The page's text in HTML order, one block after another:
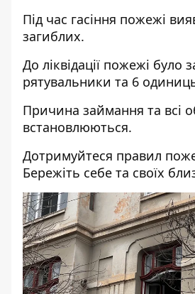
Під час гасіння пожежі
загиблих.
До ліквідації пожежі було
рятувальники та 6
Причина займання та всі
встановлюються.
Дотримуйтеся правил
Бережіть себе та своїх